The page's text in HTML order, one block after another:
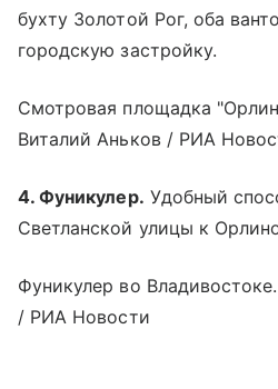
бухту Золотой Рог, оба
городскую застройку.
Смотровая площадка
Виталий Аньков / РИА
4. Фуникулер. Удобный
Светланской улицы к
Фуникулер во
/ РИА Новости